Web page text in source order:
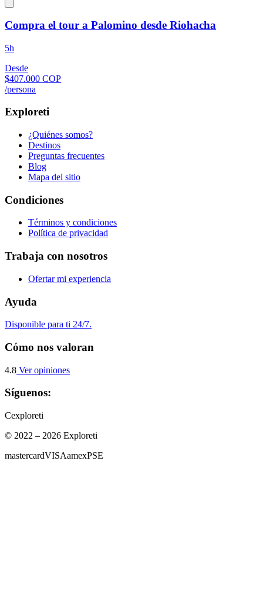
Compra el tour a Palomino desde Riohacha
5h
Desde
$407.000 COP
/persona
Exploreti
¿Quiénes somos?
Destinos
Preguntas frecuentes
Blog
Mapa del sitio
Condiciones
Términos y condiciones
Política de privacidad
Trabaja con nosotros
Ofertar mi experiencia
Ayuda
Disponible para ti 24/7.
Cómo nos valoran
4.8 Ver opiniones
Síguenos:
Cexploreti
© 2022 – 2026 Exploreti
mastercardVISAamexPSE